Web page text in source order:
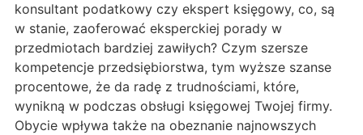
konsultant podatkowy czy ekspert księgowy, co, są
w stanie, zaoferować eksperckiej porady w
przedmiotach bardziej zawiłych? Czym szersze
kompetencje przedsiębiorstwa, tym wyższe szanse
procentowe, że da radę z trudnościami, które,
wynikną w podczas obsługi księgowej Twojej firmy.
Obycie wpływa także na obeznanie najnowszych